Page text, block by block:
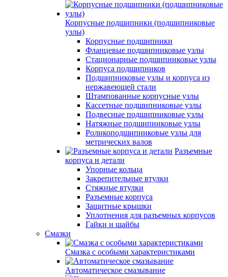
Корпусные подшипники (подшипниковые
узлы)
Корпусные подшипники
Фланцевые подшипниковые узлы
Стационарные подшипниковые узлы
Корпуса подшипников
Подшипниковые узлы и корпуса из
нержавеющей стали
Штампованные корпусные узлы
Кассетные подшипниковые узлы
Подвесные подшипниковые узлы
Натяжные подшипниковые узлы
Роликоподшипниковые узлы для
метрических валов
Разъемные
корпуса и детали
Упорные кольца
Закрепительные втулки
Стяжные втулки
Разъемные корпуса
Защитные крышки
Уплотнения для разъемных корпусов
Гайки и шайбы
Смазки
Смазка с особыми характеристиками
Автоматическое смазывание